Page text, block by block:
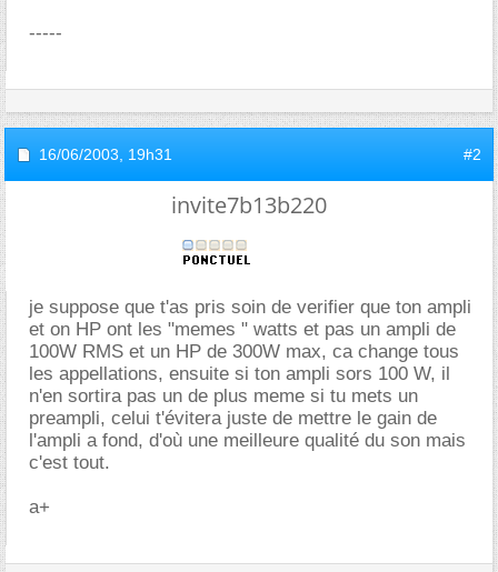
-----
16/06/2003, 19h31 #2
invite7b13b220
je suppose que t'as pris soin de verifier que ton ampli
et on HP ont les "memes " watts et pas un ampli de
100W RMS et un HP de 300W max, ca change tous
les appellations, ensuite si ton ampli sors 100 W, il
n'en sortira pas un de plus meme si tu mets un
preampli, celui t'évitera juste de mettre le gain de
l'ampli a fond, d'où une meilleure qualité du son mais
c'est tout.
a+